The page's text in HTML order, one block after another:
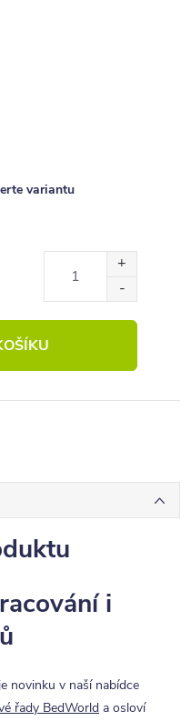
variantu
i
novinku v naší nabídce
řady BedWorld a osloví